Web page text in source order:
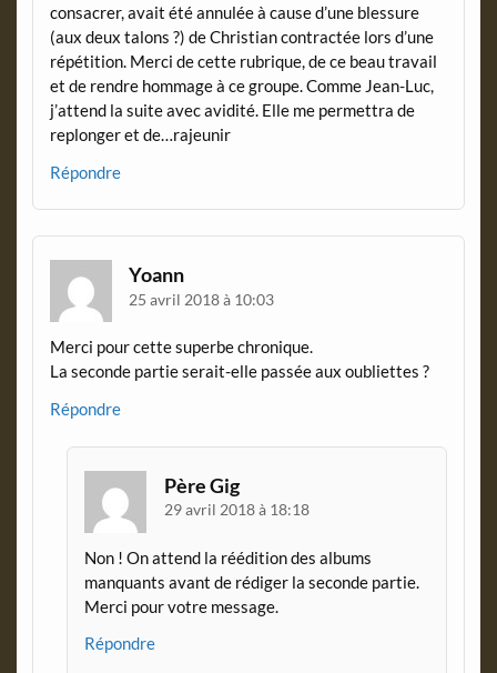
consacrer, avait été annulée à cause d’une blessure
(aux deux talons ?) de Christian contractée lors d’une
répétition. Merci de cette rubrique, de ce beau travail
et de rendre hommage à ce groupe. Comme Jean-Luc,
j’attend la suite avec avidité. Elle me permettra de
replonger et de…rajeunir
Répondre
Yoann
25 avril 2018 à 10:03
Merci pour cette superbe chronique.
La seconde partie serait-elle passée aux oubliettes ?
Répondre
Père Gig
29 avril 2018 à 18:18
Non ! On attend la réédition des albums
manquants avant de rédiger la seconde partie.
Merci pour votre message.
Répondre